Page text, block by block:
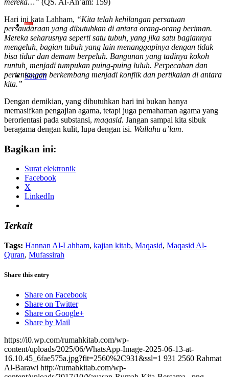
Search
Hari ini kata Lahham, “Kita telah kehilangan persatuan
persaudaraan yang dibutuhkan di antara orang-orang beriman.
Mereka seharusnya seperti satu tubuh, yang jika satu bagiannya
mengeluh, bagian tubuh yang lain menanggapinya dengan tidak
bisa tidur dan demam berpeluh. Bangunan yang tadinya kokoh
runtuh, menjadi tumpukan puing-puing luluh. Perpecahan dan
pertentangan berkembang menjadi konflik dan pertikaian di antara
kita.”
Dengan demikian, yang dibutuhkan hari ini bukan hanya
memasifkan pengajian agama, tetapi juga pemahaman agama yang
berorientasi pada substansi, maqasid. Jangan sampai kita sibuk
beragama dengan kulit, lupa dengan isi. Wallahu a’lam.
Bagikan ini:
Surat elektronik
Facebook
X
LinkedIn
Terkait
Tags: Hannan Al-Lahham, kajian kitab, Maqasid, Maqasid Al-
Quran, Mufassirah
Share this entry
Share on Facebook
Share on Twitter
Share on Google+
Share by Mail
https://i0.wp.com/rumahkitab.com/wp-
content/uploads/2025/06/WhatsApp-Image-2025-06-13-at-
16.10.45_6fae575a.jpg?fit=2560%2C931&ssl=1 931 2560 Rahmat
Al-Barawi http://rumahkitab.com/wp-